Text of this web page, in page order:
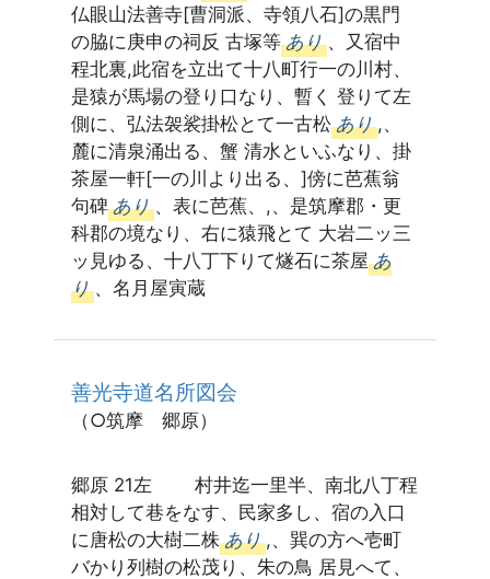
仏眼山法善寺[曹洞派、寺領八石]の黒門
の脇に庚申の祠反 古塚等 あり 、又宿中
程北裏,此宿を立出て十八町行一の川村、
是猿が馬場の登り口なり、暫く 登りて左
側に、弘法袈裟掛松とて一古松 あり ,、
麓に清泉涌出る、蟹 清水といふなり、掛
茶屋一軒[一の川より出る、]傍に芭蕉翁
句碑 あり 、表に芭蕉、,、是筑摩郡・更
科郡の境なり、右に猿飛とて 大岩二ッ三
ッ見ゆる、十八丁下りて燧石に茶屋 あ
り 、名月屋寅蔵
善光寺道名所図会
（○筑摩 郷原）
郷原 21左 村井迄一里半、南北八丁程
相対して巷をなす、民家多し、宿の入口
に唐松の大樹二株 あり ,、巽の方へ壱町
バかり列樹の松茂り、朱の鳥 居見へて、